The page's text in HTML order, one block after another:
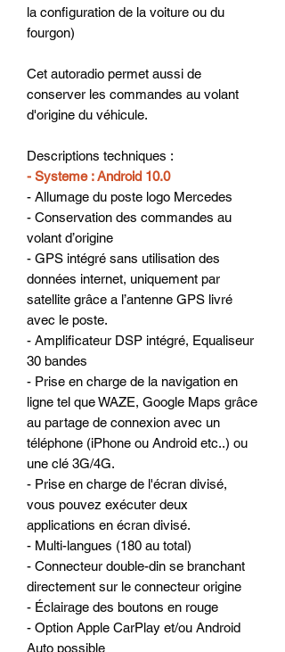
la configuration de la voiture ou du
fourgon)
Cet autoradio permet aussi de
conserver les commandes au volant
d'origine du véhicule.
Descriptions techniques :
- Systeme : Android 10.0
- Allumage du poste logo Mercedes
- Conservation des commandes au
volant d’origine
- GPS intégré sans utilisation des
données internet, uniquement par
satellite grâce a l’antenne GPS livré
avec le poste.
- Amplificateur DSP intégré, Equaliseur
30 bandes
- Prise en charge de la navigation en
ligne tel que WAZE, Google Maps grâce
au partage de connexion avec un
téléphone (iPhone ou Android etc..) ou
une clé 3G/4G.
- Prise en charge de l'écran divisé,
vous pouvez exécuter deux
applications en écran divisé.
- Multi-langues (180 au total)
- Connecteur double-din se branchant
directement sur le connecteur origine
- Éclairage des boutons en rouge
- Option Apple CarPlay et/ou Android
Auto possible